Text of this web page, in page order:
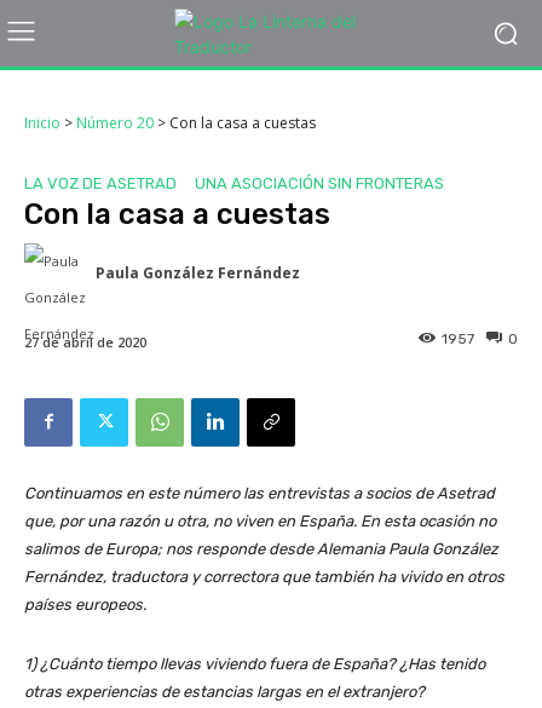
Inicio > Número 20 > Con la casa a cuestas
LA VOZ DE ASETRAD UNA ASOCIACIÓN SIN FRONTERAS
Con la casa a cuestas
Paula González Fernández
27 de abril de 2020 0
1957
Continuamos en este número las entrevistas a socios de Asetrad
que, por una razón u otra, no viven en España. En esta ocasión no
salimos de Europa; nos responde desde Alemania Paula González
Fernández, traductora y correctora que también ha vivido en otros
países europeos.
1) ¿Cuánto tiempo llevas viviendo fuera de España? ¿Has tenido
otras experiencias de estancias largas en el extranjero?